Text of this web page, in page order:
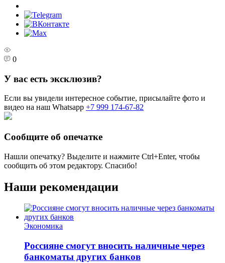
0
У вас есть эксклюзив?
Если вы увидели интересное событие, присылайте фото и
видео на наш Whatsapp +7 999 174-67-82
Сообщите об опечатке
Нашли опечатку? Выделите и нажмите Ctrl+Enter, чтобы
сообщить об этом редактору. Спасибо!
Наши рекомендации
Экономика
Россияне смогут вносить наличные через
банкоматы других банков